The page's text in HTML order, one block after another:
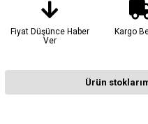
Fiyat Düşünce Haber
Ver
Kargo
Ürün